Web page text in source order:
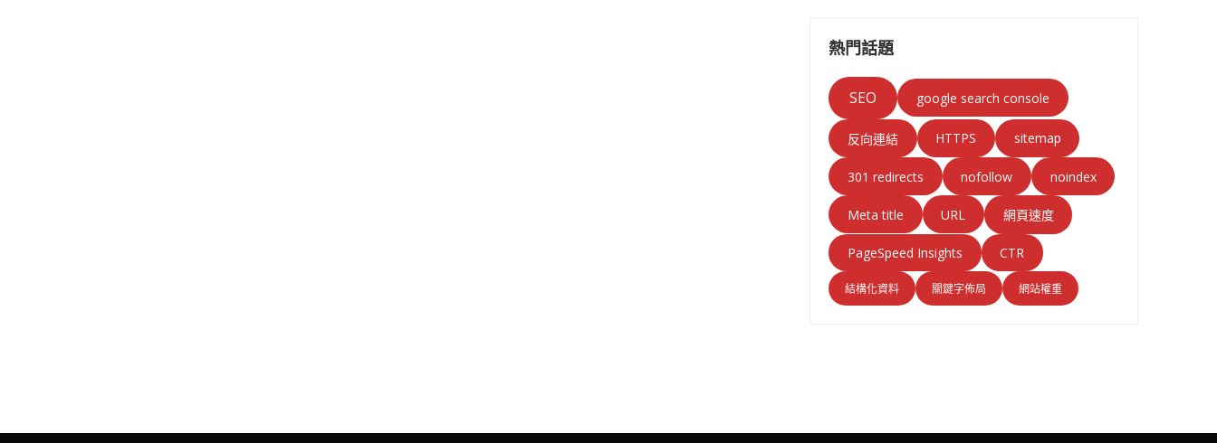
熱門話題
SEO google search console
反向連結 HTTPS sitemap
301 redirects nofollow noindex
Meta title URL 網頁速度
PageSpeed Insights CTR
結構化資料 關鍵字佈局 網站權重